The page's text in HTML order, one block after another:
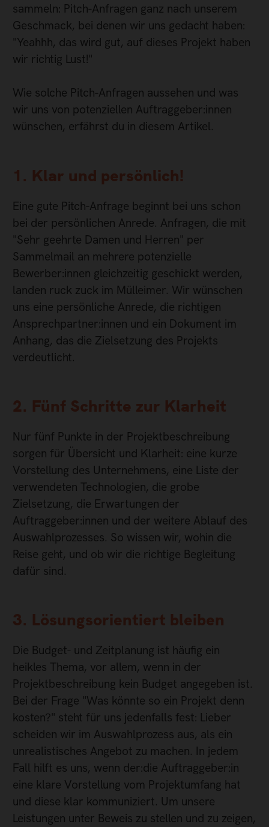
sammeln: Pitch-Anfragen ganz nach unserem
Geschmack, bei denen wir uns gedacht haben:
"Yeahhh, das wird gut, auf dieses Projekt haben
wir richtig Lust!"
Wie solche Pitch-Anfragen aussehen und was
wir uns von potenziellen Auftraggeber:innen
wünschen, erfährst du in diesem Artikel.
1. Klar und persönlich!
Eine gute Pitch-Anfrage beginnt bei uns schon
bei der persönlichen Anrede. Anfragen, die mit
"Sehr geehrte Damen und Herren" per
Sammelmail an mehrere potenzielle
Bewerber:innen gleichzeitig geschickt werden,
landen ruck zuck im Mülleimer. Wir wünschen
uns eine persönliche Anrede, die richtigen
Ansprechpartner:innen und ein Dokument im
Anhang, das die Zielsetzung des Projekts
verdeutlicht.
2. Fünf Schritte zur Klarheit
Nur fünf Punkte in der Projektbeschreibung
sorgen für Übersicht und Klarheit: eine kurze
Vorstellung des Unternehmens, eine Liste der
verwendeten Technologien, die grobe
Zielsetzung, die Erwartungen der
Auftraggeber:innen und der weitere Ablauf des
Auswahlprozesses. So wissen wir, wohin die
Reise geht, und ob wir die richtige Begleitung
dafür sind.
3. Lösungsorientiert bleiben
Die Budget- und Zeitplanung ist häufig ein
heikles Thema, vor allem, wenn in der
Projektbeschreibung kein Budget angegeben ist.
Bei der Frage "Was könnte so ein Projekt denn
kosten?" steht für uns jedenfalls fest: Lieber
scheiden wir im Auswahlprozess aus, als ein
unrealistisches Angebot zu machen. In jedem
Fall hilft es uns, wenn der:die Auftraggeber:in
eine klare Vorstellung vom Projektumfang hat
und diese klar kommuniziert. Um unsere
Leistungen unter Beweis zu stellen und zu zeigen,